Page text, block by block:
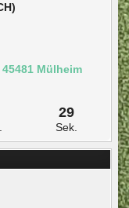
Mülheim
29
Sek.